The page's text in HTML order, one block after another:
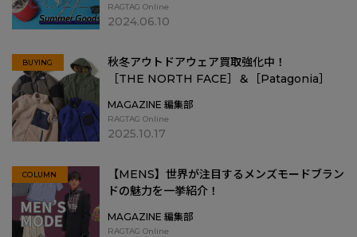
RAGTAG Online
2024.06.10
BUYING
秋冬アウトドアウェア買取強化中！
［THE NORTH FACE］＆［Patagonia］
MAGAZINE 編集部
RAGTAG Online
2025.10.17
COLUMN
【MENS】世界が注目するメンズモードブラン
ドの魅力を一挙紹介！
MAGAZINE 編集部
RAGTAG Online